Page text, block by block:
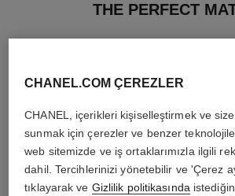
THE PERFECT
CHANEL.COM ÇEREZLER
CHANEL, içerikleri kişiselleştirmek ve
sunmak için çerezler ve benzer
web sitemizde ve iş ortaklarımızla ilgili
dahil. Tercihlerinizi yönetebilir ve 'Çerez
tıklayarak ve Gizlilik politikasında